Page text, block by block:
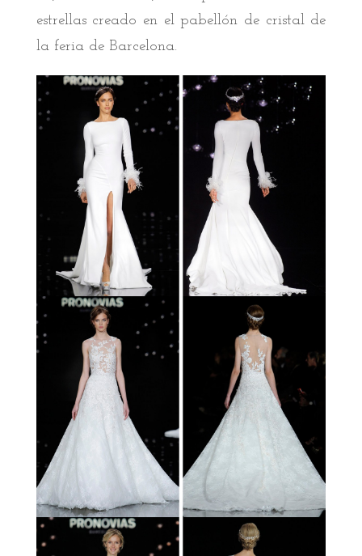
estrellas creado en el pabellón de cristal de
la feria de Barcelona.